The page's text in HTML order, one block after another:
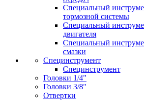
Специальный
тормозной системы
Специальный
двигателя
Специальный
смазки
Специнструмент
Специнструмент
Головки 1/4"
Головки 3/8"
Отвертки